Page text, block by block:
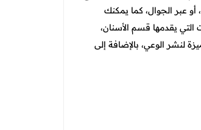
عبر الجوال، كما يمكنك
يقدمها قسم الأسنان،
لنشر الوعي، بالإضافة إلى